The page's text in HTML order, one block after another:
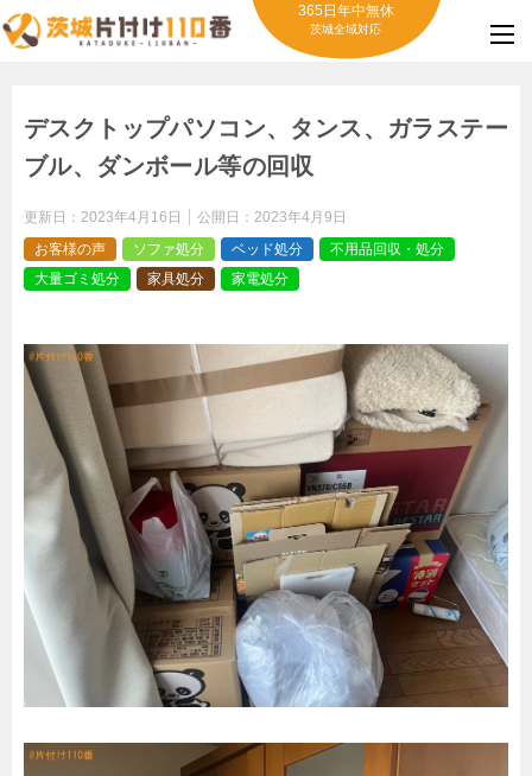
365日年中無休
茨城全域対応
デスクトップパソコン、タンス、ガラステー
ブル、ダンボール等の回収
更新日： 2023年4月16日 公開日： 2023年4月9日
お客様の声
ソファ処分 ベッド処分
不用品回収・処分
大量ゴミ処分
家具処分 家電処分